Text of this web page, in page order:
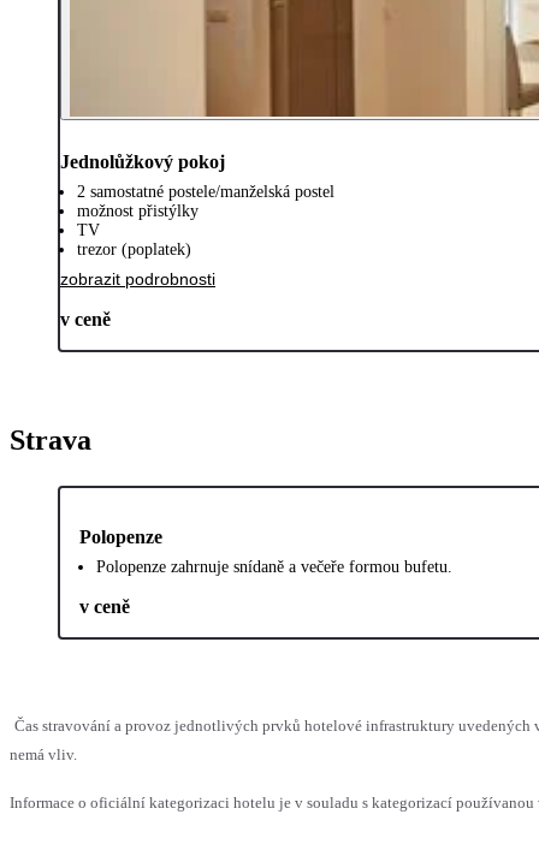
Jednolůžkový pokoj
2 samostatné postele/manželská postel
možnost přistýlky
TV
trezor (poplatek)
zobrazit podrobnosti
v ceně
Strava
Polopenze
Polopenze zahrnuje snídaně a večeře formou bufetu.
v ceně
Čas stravování a provoz jednotlivých prvků hotelové infrastruktury uvedených
nemá vliv.
Informace o oficiální kategorizaci hotelu je v souladu s kategorizací